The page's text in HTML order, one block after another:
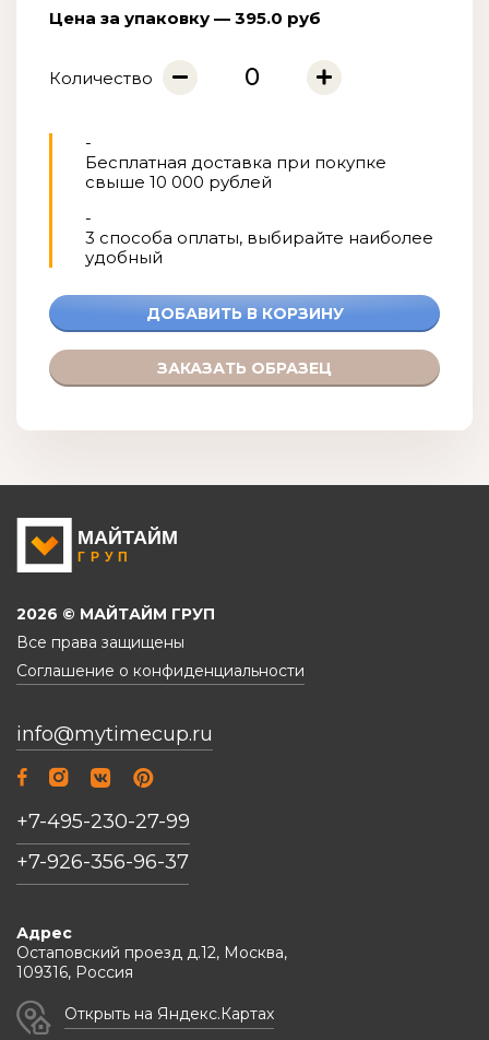
Цена за упаковку — 395.0 руб
Количество
-
Бесплатная доставка при покупке
свыше 10 000 рублей
-
3 способа оплаты, выбирайте наиболее
удобный
2026 © МАЙТАЙМ ГРУП
Все права защищены
Соглашение о конфиденциальности
info@mytimecup.ru
+7-495-230-27-99
+7-926-356-96-37
Адрес
Остаповский проезд д.12, Москва,
109316, Россия
Открыть на Яндекс.Картах